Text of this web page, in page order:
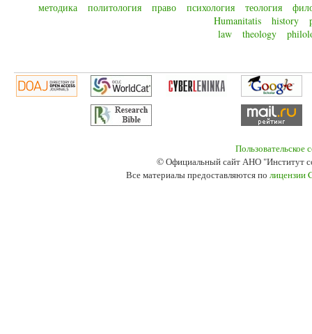
методика политология право психология теология
Humanitatis
history
law
theology
Пользовательское
© Официальный сайт АНО "Институт
Все материалы предоставляются по лицензии